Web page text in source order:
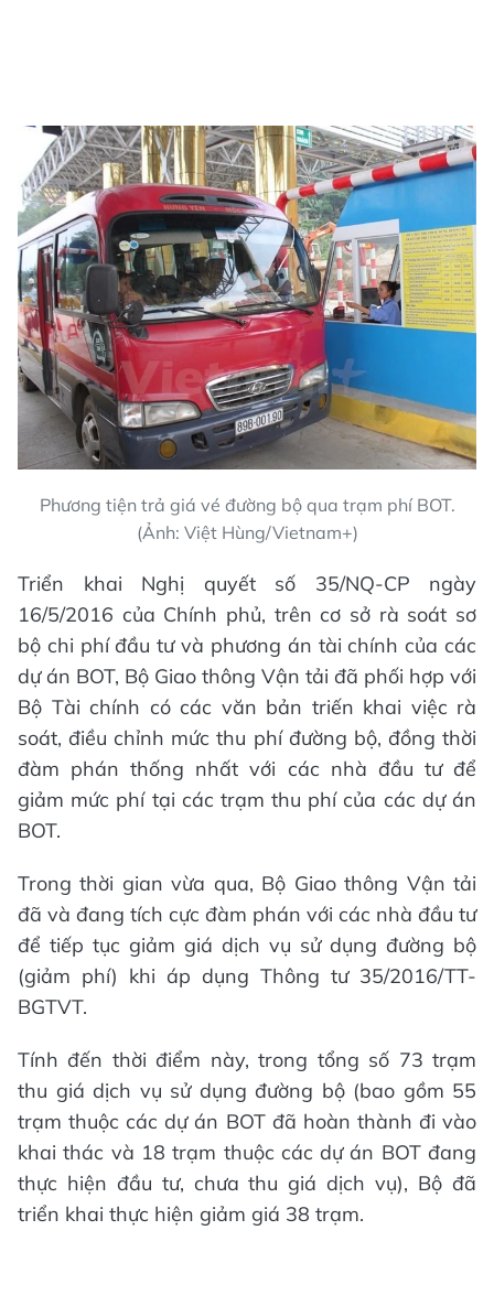
Phương tiện trả giá vé đường bộ qua trạm phí BOT.
(Ảnh: Việt Hùng/Vietnam+)
Triển khai Nghị quyết số 35/NQ-CP ngày
16/5/2016 của Chính phủ, trên cơ sở rà soát sơ
bộ chi phí đầu tư và phương án tài chính của các
dự án BOT, Bộ Giao thông Vận tải đã phối hợp với
Bộ Tài chính có các văn bản triến khai việc rà
soát, điều chỉnh mức thu phí đường bộ, đồng thời
đàm phán thống nhất với các nhà đầu tư để
giảm mức phí tại các trạm thu phí của các dự án
BOT.
Trong thời gian vừa qua, Bộ Giao thông Vận tải
đã và đang tích cực đàm phán với các nhà đầu tư
để tiếp tục giảm giá dịch vụ sử dụng đường bộ
(giảm phí) khi áp dụng Thông tư 35/2016/TT-
BGTVT.
Tính đến thời điểm này, trong tổng số 73 trạm
thu giá dịch vụ sử dụng đường bộ (bao gồm 55
trạm thuộc các dự án BOT đã hoàn thành đi vào
khai thác và 18 trạm thuộc các dự án BOT đang
thực hiện đầu tư, chưa thu giá dịch vụ), Bộ đã
triển khai thực hiện giảm giá 38 trạm.